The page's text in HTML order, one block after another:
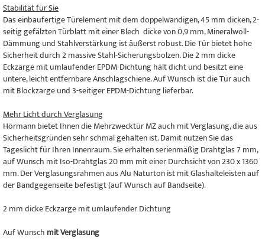
Stabilität für Sie
Das einbaufertige Türelement mit dem doppelwandigen, 45 mm dicken, 2-
seitig gefälzten Türblatt mit einer Blech dicke von 0,9 mm, Mineralwoll-
Dämmung und Stahlverstärkung ist äußerst robust. Die Tür bietet hohe
Sicherheit durch 2 massive Stahl-Sicherungsbolzen. Die 2 mm dicke
Eckzarge mit umlaufender EPDM-Dichtung hält dicht und besitzt eine
untere, leicht entfernbare Anschlagschiene. Auf Wunsch ist die Tür auch
mit Blockzarge und 3-seitiger EPDM-Dichtung lieferbar.
Mehr Licht durch Verglasung
Hörmann bietet Ihnen die Mehrzwecktür MZ auch mit Verglasung, die aus
Sicherheitsgründen sehr schmal gehalten ist. Damit nutzen Sie das
Tageslicht für Ihren Innenraum. Sie erhalten serienmäßig Drahtglas 7 mm,
auf Wunsch mit Iso-Drahtglas 20 mm mit einer Durchsicht von 230 x 1360
mm. Der Verglasungsrahmen aus Alu Naturton ist mit Glashalteleisten auf
der Bandgegenseite befestigt (auf Wunsch auf Bandseite).
2 mm dicke Eckzarge mit umlaufender Dichtung
Auf Wunsch mit Verglasung